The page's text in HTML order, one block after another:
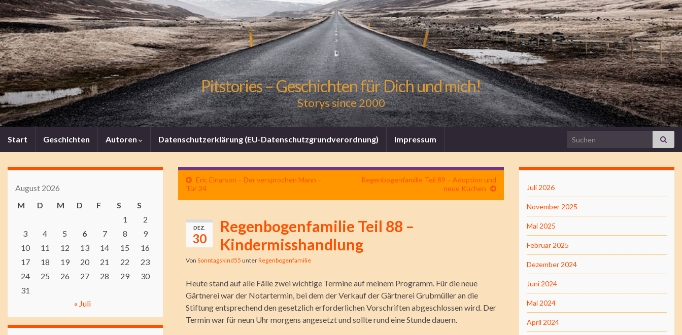
Pitstories – Geschichten für Dich und mich!
Storys since 2000
Start Geschichten Autoren Datenschutzerklärung (EU-Datenschutzgrundverordnung) Impressum Search for:
Eric Einarson – Der versprochen Mann –
Tür 24
Regenbogenfamilie Teil 89 – Adoption und
neue Küchen
DEZ.
30
Regenbogenfamilie Teil 88 –
Kindermisshandlung
Von Sonntagskind55 unterRegenbogenfamilie
Heute stand auf alle Fälle zwei wichtige Termine auf meinem Programm. Für die neue
Gärtnerei war der Notartermin, bei dem der Verkauf der Gärtnerei Grubmüller an die
Stiftung entsprechend den gesetzlich erforderlichen Vorschriften abgeschlossen wird. Der
Termin war für neun Uhr morgens angesetzt und sollte rund eine Stunde dauern.
August 2026
M
D M D F S
S
1
2
3
4 5 6 7 8
9
10
11 12 13 14 15
16
17
18 19 20 21 22
23
24
25 26 27 28 29
30
31
« Juli
Juli 2026
November 2025
Mai 2025
Februar 2025
Dezember 2024
Juni 2024
Mai 2024
April 2024